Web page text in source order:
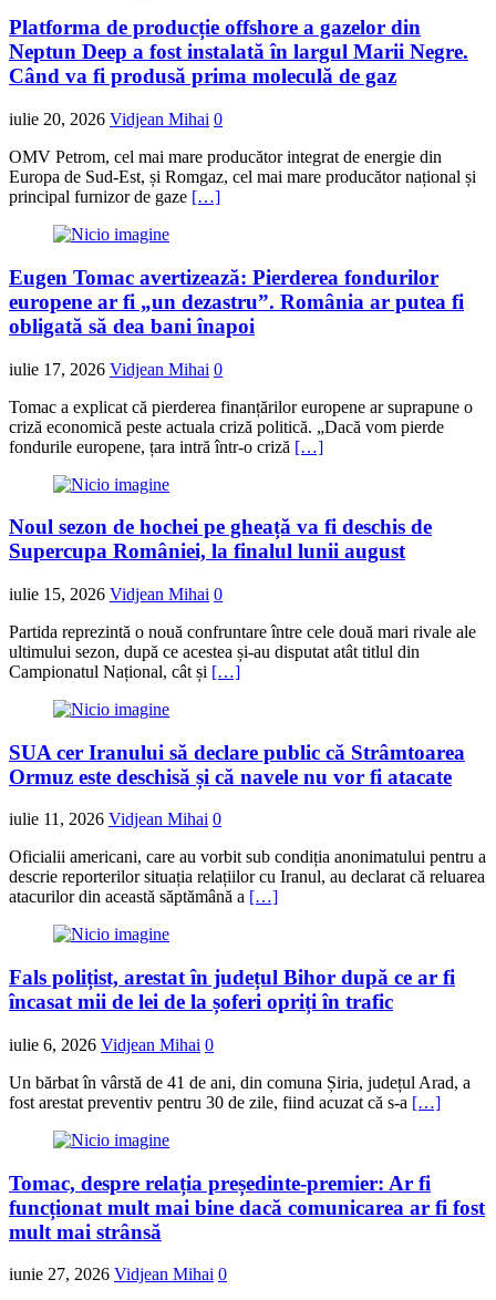
Platforma de producție offshore a gazelor din
Neptun Deep a fost instalată în largul Marii Negre.
Când va fi produsă prima moleculă de gaz
iulie 20, 2026 Vidjean Mihai 0
OMV Petrom, cel mai mare producător integrat de energie din
Europa de Sud-Est, și Romgaz, cel mai mare producător național și
principal furnizor de gaze […]
Eugen Tomac avertizează: Pierderea fondurilor
europene ar fi „un dezastru”. România ar putea fi
obligată să dea bani înapoi
iulie 17, 2026 Vidjean Mihai 0
Tomac a explicat că pierderea finanțărilor europene ar suprapune o
criză economică peste actuala criză politică. „Dacă vom pierde
fondurile europene, țara intră într-o criză […]
Noul sezon de hochei pe gheață va fi deschis de
Supercupa României, la finalul lunii august
iulie 15, 2026 Vidjean Mihai 0
Partida reprezintă o nouă confruntare între cele două mari rivale ale
ultimului sezon, după ce acestea și-au disputat atât titlul din
Campionatul Național, cât și […]
SUA cer Iranului să declare public că Strâmtoarea
Ormuz este deschisă și că navele nu vor fi atacate
iulie 11, 2026 Vidjean Mihai 0
Oficialii americani, care au vorbit sub condiția anonimatului pentru a
descrie reporterilor situația relațiilor cu Iranul, au declarat că reluarea
atacurilor din această săptămână a […]
Fals polițist, arestat în județul Bihor după ce ar fi
încasat mii de lei de la șoferi opriți în trafic
iulie 6, 2026 Vidjean Mihai 0
Un bărbat în vârstă de 41 de ani, din comuna Șiria, județul Arad, a
fost arestat preventiv pentru 30 de zile, fiind acuzat că s-a […]
Tomac, despre relația președinte-premier: Ar fi
funcționat mult mai bine dacă comunicarea ar fi fost
mult mai strânsă
iunie 27, 2026 Vidjean Mihai 0